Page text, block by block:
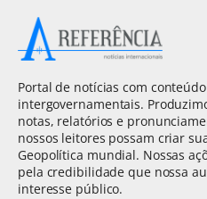
Portal de notícias com
intergovernamentais.
notas, relatórios e
nossos leitores possam criar
Geopolítica mundial. Nossas
pela credibilidade que nossa
interesse público.